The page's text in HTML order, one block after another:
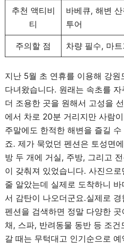
추천 액티비
티
바베큐, 해변
투어
주의할 점 차량 필수, 마
지난 5월 초 연휴를 이용해 강
다녀왔습니다. 원래는 속초를
더 조용한 곳을 원해서 고성을
에서 차로 20분 거리지만 사람
주말에도 한적한 해변을 즐길
죠. 제가 묵었던 펜션은 토성면
방 두 개에 거실, 주방, 그리고
이 갖춰져 있었습니다. 사진으
줄 알았는데 실제로 도착하니
서 감탄이 나오더군요.실제로
펜션을 검색하면 정말 다양한
채, 스파, 반려동물 동반 등 조건
갈 때는 무턱대고 인기순으로